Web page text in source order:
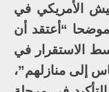
الأمريكي في
“أعتقد أن
الاستقرار في
إلى منازلهم”،